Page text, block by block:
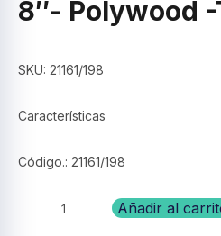
8″- Polywood
SKU: 21161/198
Características
Código.: 21161/198
Espátula
Añadir al